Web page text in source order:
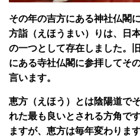
その年の吉方にある神社仏閣
方詣（えほうまい）りは、日
の一つとして存在しました。
にある寺社仏閣に参拝してそ
言います。
恵方（えほう）とは陰陽道で
れた最も良いとされる方角で
ますが、恵方は毎年変わりま